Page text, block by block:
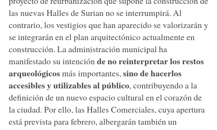
las nuevas Halles de Surian no se interrumpirá. Al
contrario, los vestigios que han aparecido se valorizarán y
se integrarán en el plan arquitectónico actualmente en
construcción. La administración municipal ha
manifestado su intenciónde no reinterpretar los restos
arqueológicosmás importantes,sino de hacerlos
accesibles y utilizables al público, contribuyendo a la
definición de un nuevo espacio cultural en el corazón de
la ciudad. Por ello, las Halles Comerciales, cuya apertura
está prevista para febrero, albergarán también un